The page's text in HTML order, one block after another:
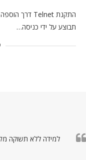
תבוצע על ידי כניסה…
למידה ללא תשוקה